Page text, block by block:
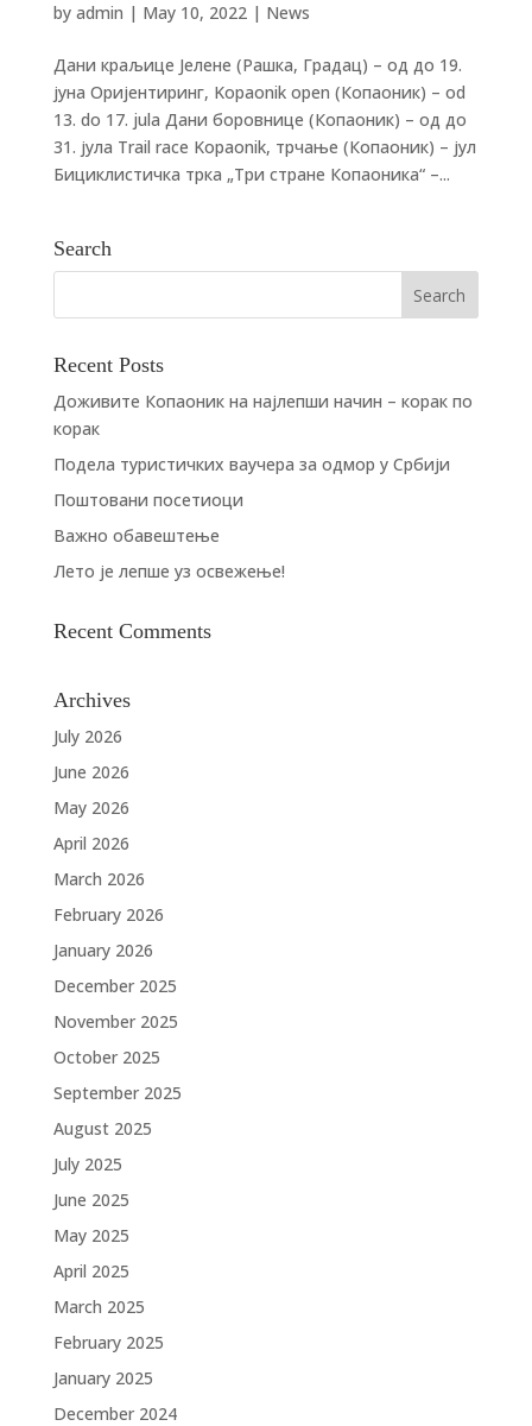
by admin | May 10, 2022| News
Дани краљице Јелене (Рашка, Градац) – од до 19.
јуна Оријентиринг, Kopaonik open (Копаоник) – od
13. do 17. jula Дани боровнице (Копаоник) – од до
31. јула Trail race Kopaonik, трчање (Копаоник) – јул
Бициклистичка трка „Три стране Копаоника“ –...
Search
Recent Posts
Доживите Копаоник на најлепши начин – корак по
корак
Подела туристичких ваучера за одмор у Србији
Поштовани посетиоци
Важно обавештење
Лето је лепше уз освежење!
Recent Comments
Archives
July 2026
June 2026
May 2026
April 2026
March 2026
February 2026
January 2026
December 2025
November 2025
October 2025
September 2025
August 2025
July 2025
June 2025
May 2025
April 2025
March 2025
February 2025
January 2025
December 2024